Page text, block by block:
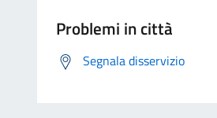
Problemi in città
Segnala disservizio